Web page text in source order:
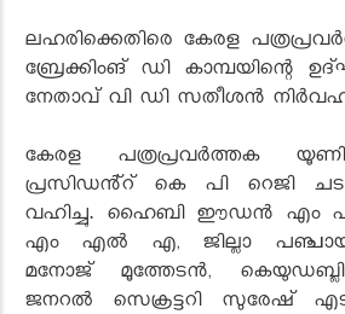
ലഹരിക്കെതിരെ കേരള
ബ്രേക്കിംങ് ഡി കാമ്പയിന്റെ
നേതാവ് വി ഡി സതീശൻ
കേരള പത്രപ്രവർത്തക
പ്രസിഡൻ്റ് കെ പി റെജി
വഹിച്ചു. ഹൈബി ഈഡൻ എം
എം എൽ എ, ജില്ലാ
മനോജ് മൂത്തേടൻ,
ജനറൽ സെക്രട്ടറി സുരേഷ്